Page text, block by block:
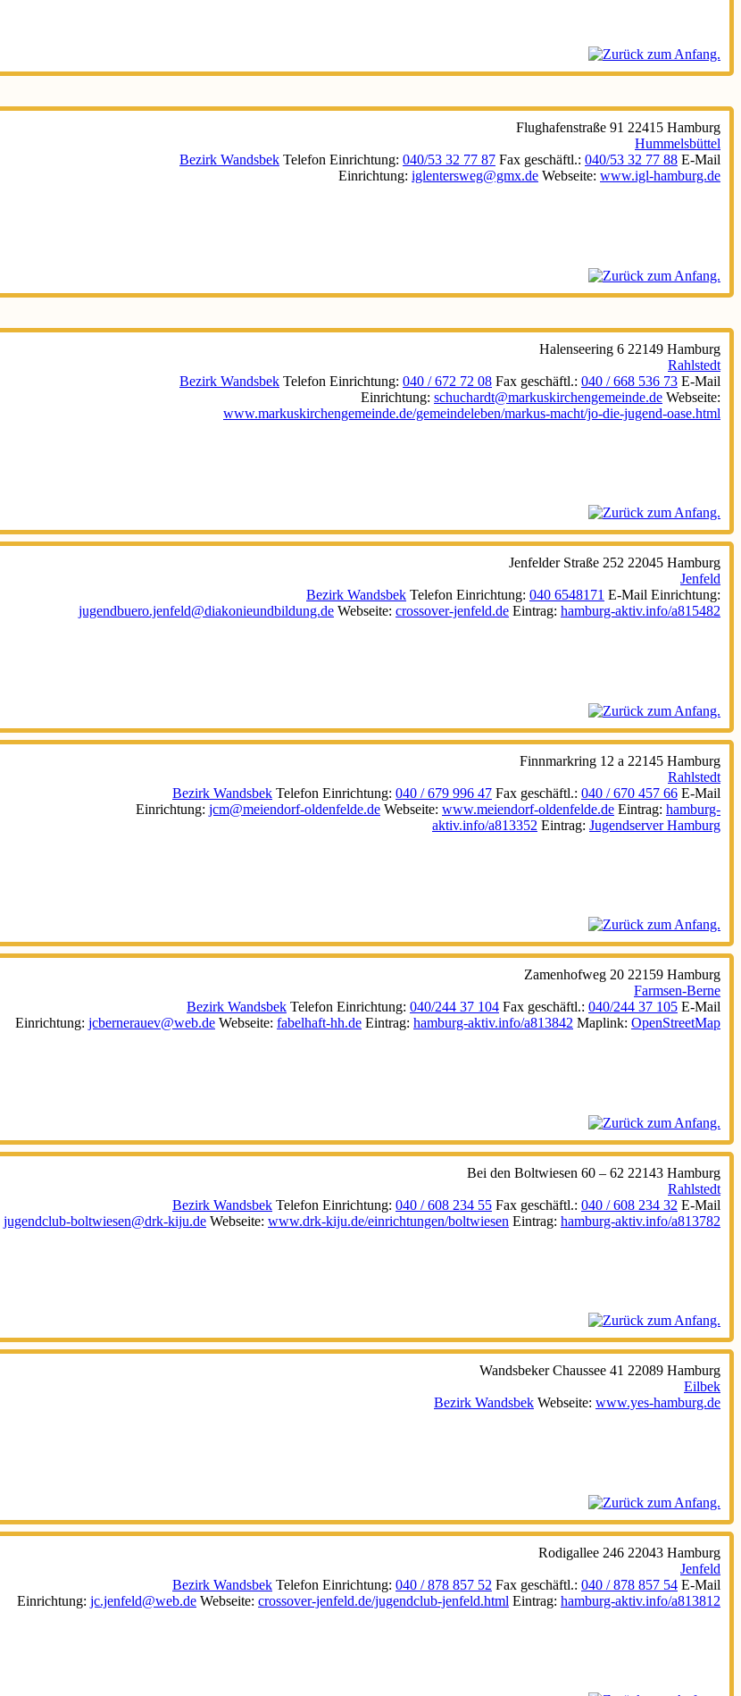
Flughafenstraße 91 22415 Hamburg
Hummelsbüttel
Bezirk Wandsbek Telefon Einrichtung: 040/53 32 77 87 Fax geschäftl.: 040/53 32 77 88 E-Mail
Einrichtung: iglentersweg@gmx.de Webseite: www.igl-hamburg.de
Halenseering 6 22149 Hamburg
Rahlstedt
Bezirk Wandsbek Telefon Einrichtung: 040 / 672 72 08 Fax geschäftl.: 040 / 668 536 73 E-Mail
Einrichtung: schuchardt@markuskirchengemeinde.de Webseite:
www.markuskirchengemeinde.de/gemeindeleben/markus-macht/jo-die-jugend-oase.html
Jenfelder Straße 252 22045 Hamburg
Jenfeld
Bezirk Wandsbek Telefon Einrichtung: 040 6548171 E-Mail Einrichtung:
jugendbuero.jenfeld@diakonieundbildung.de Webseite: crossover-jenfeld.de Eintrag: hamburg-aktiv.info/a815482
Finnmarkring 12 a 22145 Hamburg
Rahlstedt
Bezirk Wandsbek Telefon Einrichtung: 040 / 679 996 47 Fax geschäftl.: 040 / 670 457 66 E-Mail
Einrichtung: jcm@meiendorf-oldenfelde.de Webseite: www.meiendorf-oldenfelde.de Eintrag: hamburg-
aktiv.info/a813352 Eintrag: Jugendserver Hamburg
Zamenhofweg 20 22159 Hamburg
Farmsen-Berne
Bezirk Wandsbek Telefon Einrichtung: 040/244 37 104 Fax geschäftl.: 040/244 37 105 E-Mail
Einrichtung: jcbernerauev@web.de Webseite: fabelhaft-hh.de Eintrag: hamburg-aktiv.info/a813842 Maplink: OpenStreetMap
Bei den Boltwiesen 60 – 62 22143 Hamburg
Rahlstedt
Bezirk Wandsbek Telefon Einrichtung: 040 / 608 234 55 Fax geschäftl.: 040 / 608 234 32 E-Mail
jugendclub-boltwiesen@drk-kiju.de Webseite: www.drk-kiju.de/einrichtungen/boltwiesen Eintrag: hamburg-aktiv.info/a813782
Wandsbeker Chaussee 41 22089 Hamburg
Eilbek
Bezirk Wandsbek Webseite: www.yes-hamburg.de
Rodigallee 246 22043 Hamburg
Jenfeld
Bezirk Wandsbek Telefon Einrichtung: 040 / 878 857 52 Fax geschäftl.: 040 / 878 857 54 E-Mail
Einrichtung: jc.jenfeld@web.de Webseite: crossover-jenfeld.de/jugendclub-jenfeld.html Eintrag: hamburg-aktiv.info/a813812